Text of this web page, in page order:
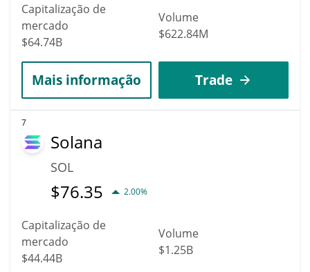
Capitalização de
mercado
$64.74B
Volume
$622.84M
Mais informação Trade
7
Solana
SOL
$76.35 2.00%
Capitalização de
mercado
$44.44B
Volume
$1.25B